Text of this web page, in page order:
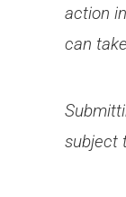
action
can
subject